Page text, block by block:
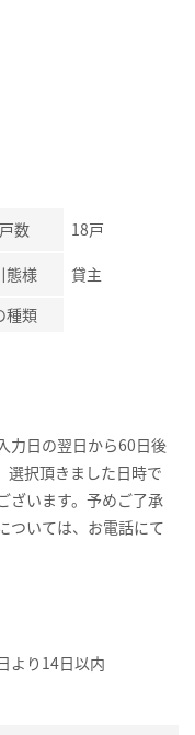
数 18戸
態様
貸主
種類
力日の翌日から60日後
選択頂きました日時で
ざいます。予めご了承
ついては、お電話にて
より14日以内